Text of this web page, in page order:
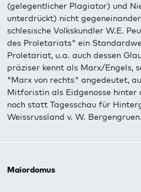
(gelegentlicher Plagiator) und
unterdrückt) nicht
schlesische Volkskundler W.E.
des Proletariats" ein
Proletariat, u.a. auch dessen
präziser kennt als Marx/Engels,
"Marx von rechts" angedeutet,
Mitforistin als Eidgenosse hinter
noch statt Tagesschau für
Weissrussland v. W. Bergengruen.
Maiordomus